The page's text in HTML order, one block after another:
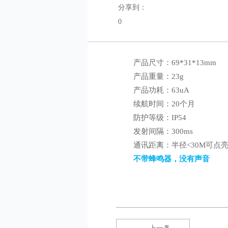
分享到：
0
产品尺寸：69*31*13mm
产品重量：23g
产品功耗：63uA
续航时间：20个月
防护等级：IP54
发射间隔：300ms
通讯距离：半径<30M可点亮
不带蜂鸣器，没有声音